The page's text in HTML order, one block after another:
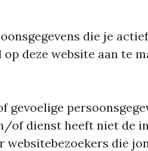
die je
deze website aan te
gevoelige
of dienst heeft niet de
websitebezoekers die